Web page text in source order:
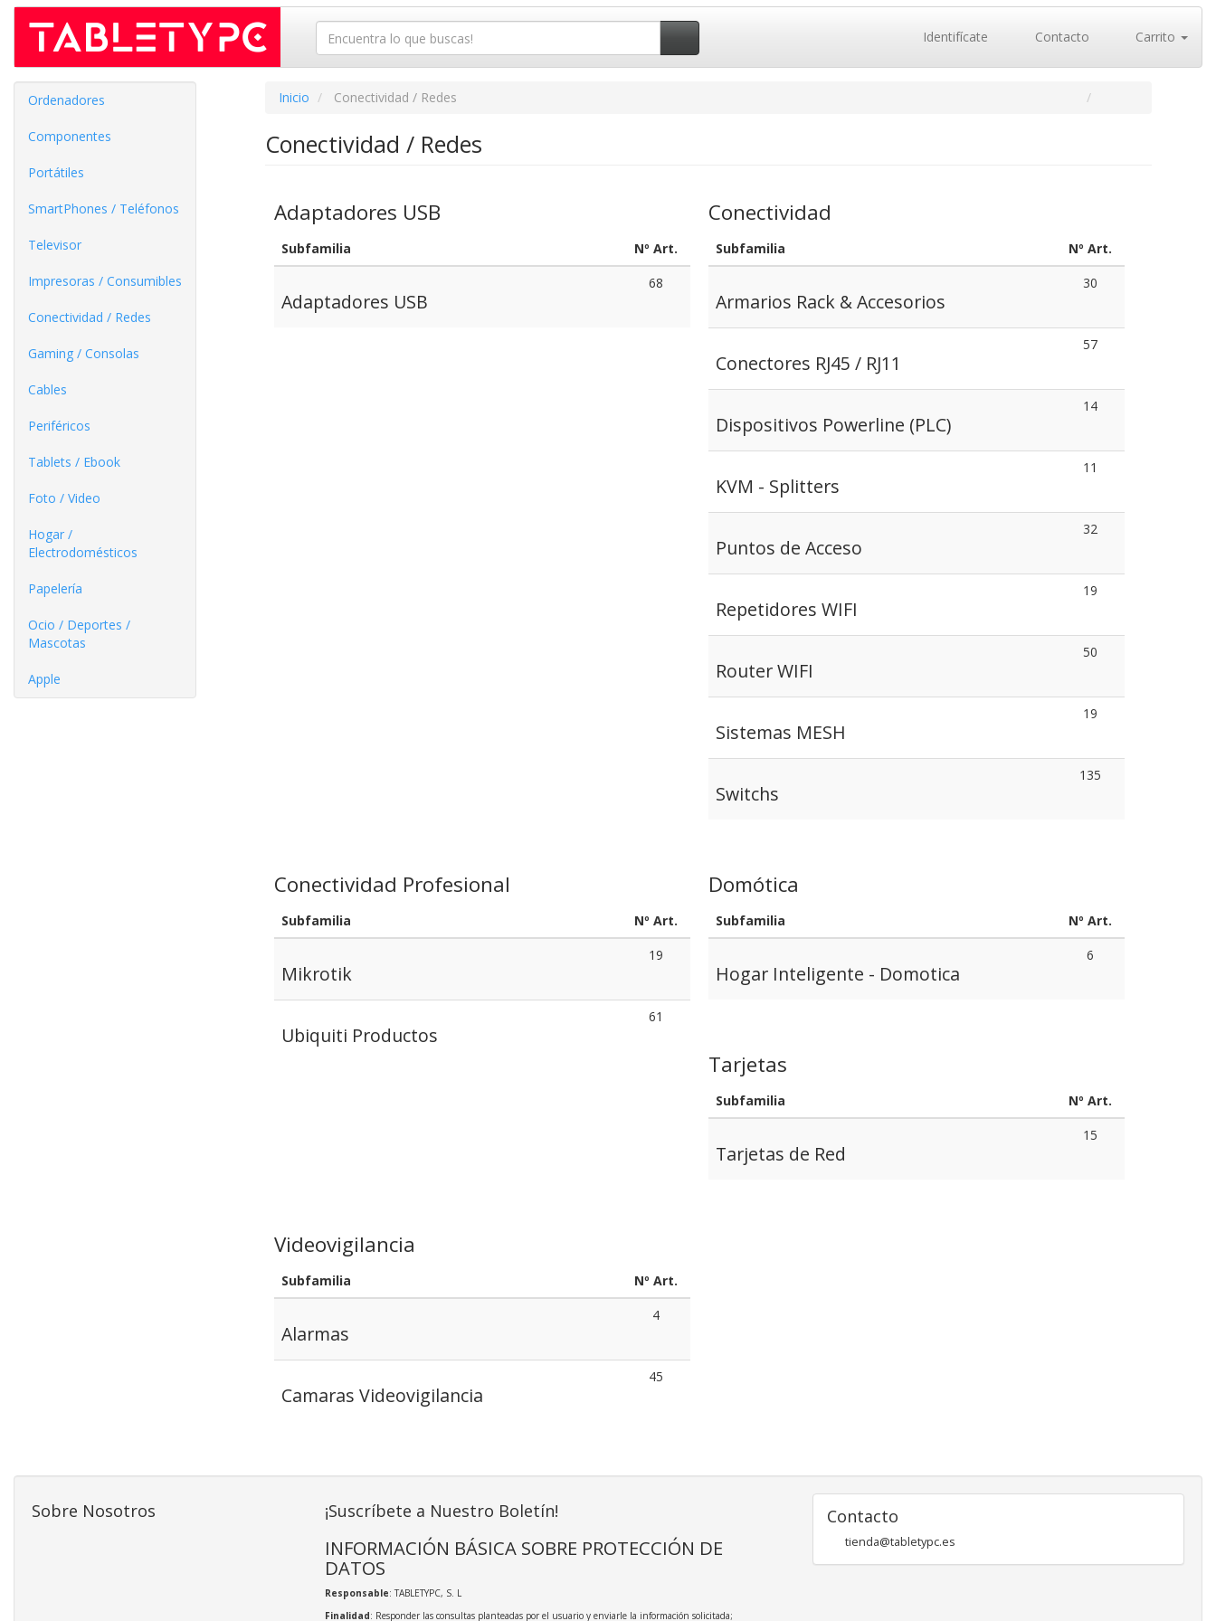
Identifícate Contacto Carrito
Ordenadores
Componentes
Portátiles
SmartPhones / Teléfonos
Televisor
Impresoras / Consumibles
Conectividad / Redes
Gaming / Consolas
Cables
Periféricos
Tablets / Ebook
Foto / Video
Hogar /
Electrodomésticos
Papelería
Ocio / Deportes /
Mascotas
Apple
Inicio Conectividad / Redes
Conectividad / Redes
Adaptadores USB
Subfamilia Nº Art.
Adaptadores USB
68
Conectividad
Subfamilia Nº Art.
Armarios Rack & Accesorios
30
Conectores RJ45 / RJ11
57
Dispositivos Powerline (PLC)
14
KVM - Splitters
11
Puntos de Acceso
32
Repetidores WIFI
19
Router WIFI
50
Sistemas MESH
19
Switchs
135
Conectividad Profesional
Subfamilia Nº Art.
Mikrotik
19
Ubiquiti Productos
61
Domótica
Subfamilia Nº Art.
Hogar Inteligente - Domotica
6
Tarjetas
Subfamilia Nº Art.
Tarjetas de Red
15
Videovigilancia
Subfamilia Nº Art.
Alarmas
4
Camaras Videovigilancia
45
Sobre Nosotros ¡Suscríbete a Nuestro Boletín!
INFORMACIÓN BÁSICA SOBRE PROTECCIÓN DE
DATOS
Responsable: TABLETYPC, S. L
Finalidad: Responder las consultas planteadas por el usuario y enviarle la información solicitada;
Contacto
tienda@tabletypc.es